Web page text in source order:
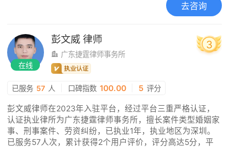
去咨询
在线
彭文威 律师
广东捷霆律师事务所
3
已服务 57 人 口碑指数 100.00 5 评分
彭文威律师在2023年入驻平台，经过平台三重严格认证，
认证执业律所为广东捷霆律师事务所，擅长案件类型婚姻家
事、刑事案件、劳资纠纷，已执业1年，执业地区为深圳。
已服务57人次，累计获得2个用户评价，评分高达5分，平